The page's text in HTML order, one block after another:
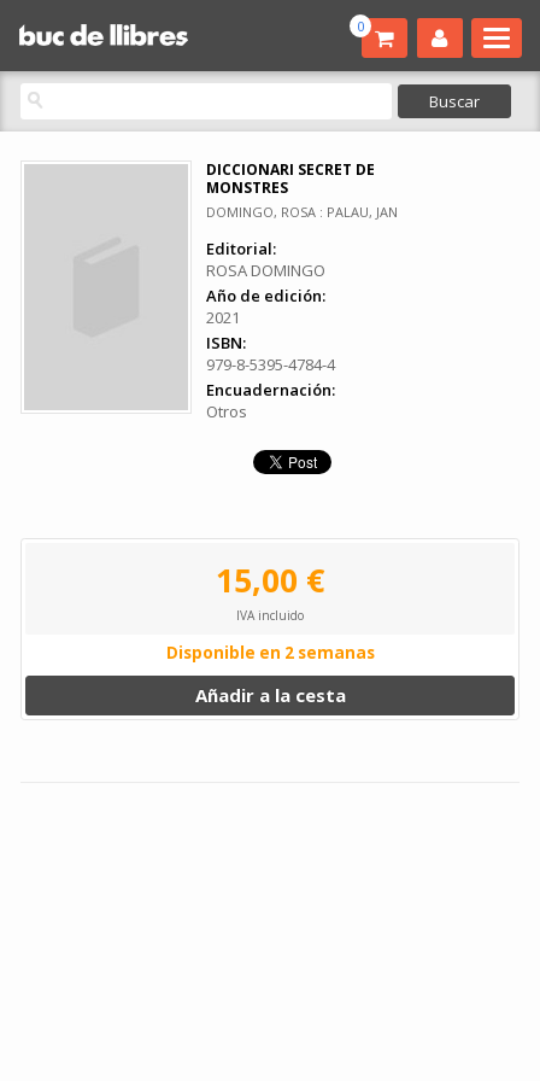
0
DICCIONARI SECRET DE
MONSTRES
DOMINGO, ROSA : PALAU, JAN
Editorial:
ROSA DOMINGO
Año de edición:
2021
ISBN:
979-8-5395-4784-4
Encuadernación:
Otros
15,00 €
IVA incluido
Disponible en 2 semanas
Añadir a la cesta